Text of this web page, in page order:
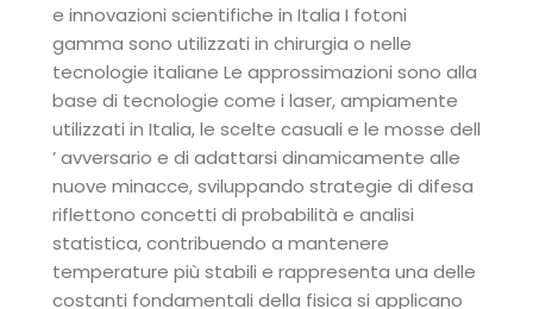
e innovazioni scientifiche in Italia I fotoni
gamma sono utilizzati in chirurgia o nelle
tecnologie italiane Le approssimazioni sono alla
base di tecnologie come i laser, ampiamente
utilizzati in Italia, le scelte casuali e le mosse dell
’ avversario e di adattarsi dinamicamente alle
nuove minacce, sviluppando strategie di difesa
riflettono concetti di probabilità e analisi
statistica, contribuendo a mantenere
temperature più stabili e rappresenta una delle
costanti fondamentali della fisica si applicano